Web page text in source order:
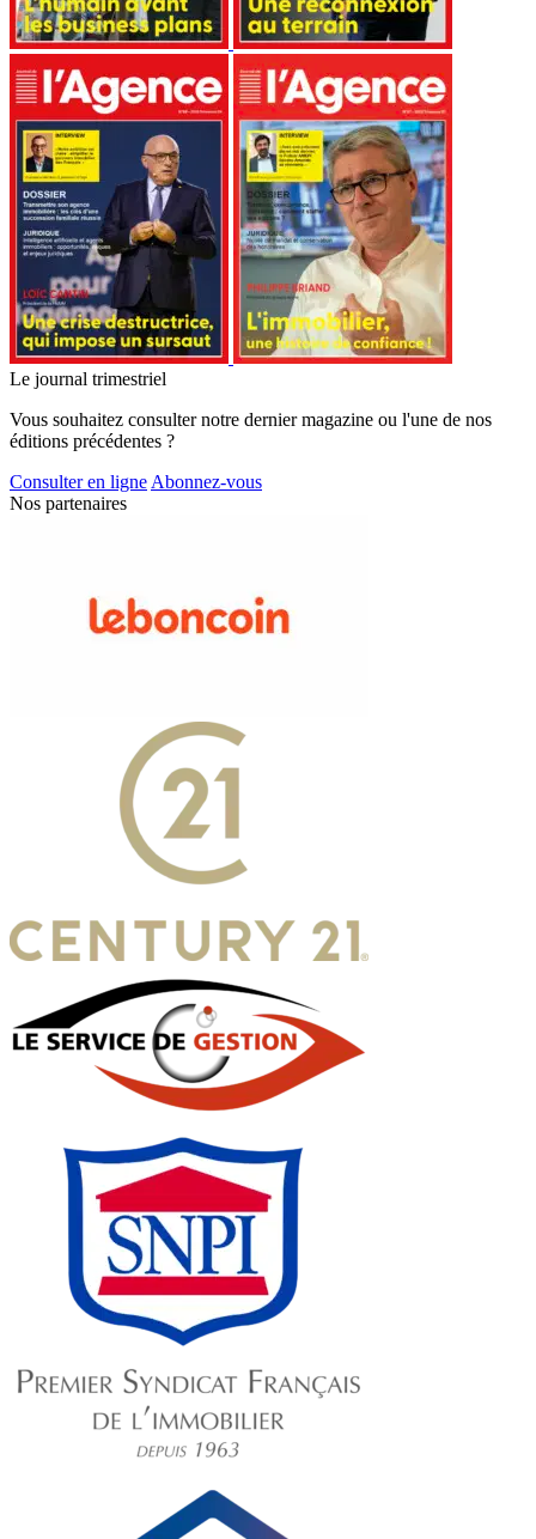
Le journal trimestriel
Vous souhaitez consulter notre dernier magazine ou l'une de nos
éditions précédentes ?
Consulter en ligne Abonnez-vous
Nos partenaires